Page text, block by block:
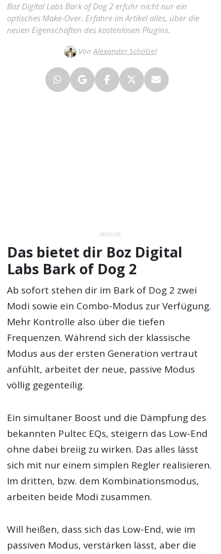
Boz Digital Labs Bark of Dog 2 erfuhr nicht nur ein
optisches Make-Over. Erfahre im Artikel alles, über die
neuen Eigenschaften des kostenlosen Plugins.
VonAlexander Schölzel
ANZEIGE
Das bietet dir Boz Digital
Labs Bark of Dog 2
Ab sofort stehen dir im Bark of Dog 2 zwei
Modi sowie ein Combo-Modus zur Verfügung.
Mehr Kontrolle also über die tiefen
Frequenzen. Während sich der klassische
Modus aus der ersten Generation vertraut
anfühlt, arbeitet der neue, passive Modus
völlig gegenteilig.
Ein simultaner Boost und die Dämpfung des
bekannten Pultec EQs, steigern das Low-End
ohne dabei breiig zu wirken. Das alles lässt
sich mit nur einem simplen Regler realisieren.
Im dritten, bzw. dem Kombinationsmodus,
arbeiten beide Modi zusammen.
Will heißen, dass sich das Low-End, wie im
passiven Modus, verstärken lässt, aber die